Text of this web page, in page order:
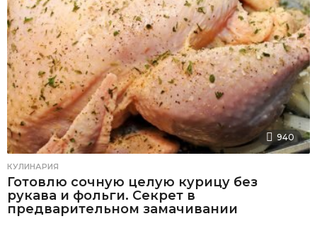
940
КУЛИНАРИЯ
Готовлю сочную целую курицу без
рукава и фольги. Секрет в
предварительном замачивании